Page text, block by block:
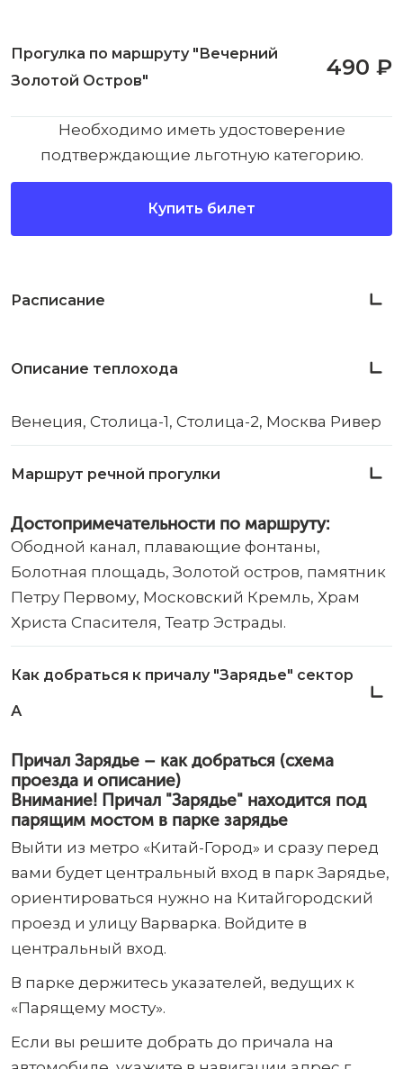
Прогулка по маршруту "Вечерний
Золотой Остров"
490 ₽
Необходимо иметь удостоверение
подтверждающие льготную категорию.
Купить билет
Расписание
Описание теплохода
Венеция, Столица-1, Столица-2, Москва Ривер
Маршрут речной прогулки
Достопримечательности по маршруту:
Ободной канал, плавающие фонтаны,
Болотная площадь, Золотой остров, памятник
Петру Первому, Московский Кремль, Храм
Христа Спасителя, Театр Эстрады.
Как добраться к причалу "Зарядье" сектор
А
Причал Зарядье – как добраться (схема
проезда и описание)
Внимание! Причал "Зарядье" находится под
парящим мостом в парке зарядье
Выйти из метро «Китай-Город» и сразу перед
вами будет центральный вход в парк Зарядье,
ориентироваться нужно на Китайгородский
проезд и улицу Варварка. Войдите в
центральный вход.
В парке держитесь указателей, ведущих к
«Парящему мосту».
Если вы решите добрать до причала на